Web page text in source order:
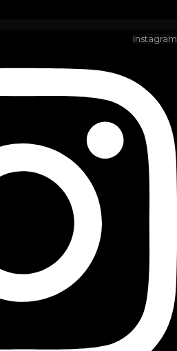
Instagram